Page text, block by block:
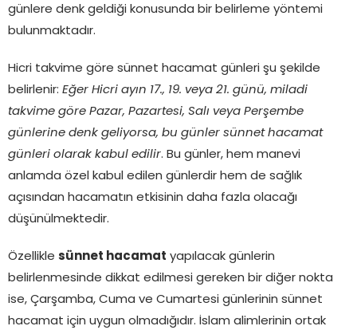
günlere denk geldiği konusunda bir belirleme yöntemi
bulunmaktadır.
Hicri takvime göre sünnet hacamat günleri şu şekilde
belirlenir: Eğer Hicri ayın 17., 19. veya 21. günü, miladi
takvime göre Pazar, Pazartesi, Salı veya Perşembe
günlerine denk geliyorsa, bu günler sünnet hacamat
günleri olarak kabul edilir. Bu günler, hem manevi
anlamda özel kabul edilen günlerdir hem de sağlık
açısından hacamatın etkisinin daha fazla olacağı
düşünülmektedir.
Özellikle sünnet hacamat yapılacak günlerin
belirlenmesinde dikkat edilmesi gereken bir diğer nokta
ise, Çarşamba, Cuma ve Cumartesi günlerinin sünnet
hacamat için uygun olmadığıdır. İslam alimlerinin ortak